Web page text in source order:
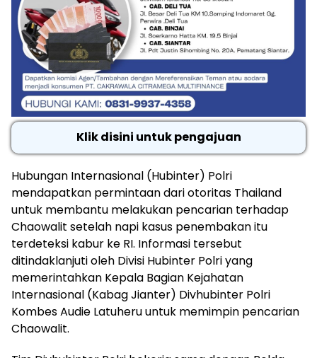
Klik disini untuk pengajuan
Hubungan Internasional (Hubinter) Polri
mendapatkan permintaan dari otoritas Thailand
untuk membantu melakukan pencarian terhadap
Chaowalit setelah napi kasus penembakan itu
terdeteksi kabur ke RI. Informasi tersebut
ditindaklanjuti oleh Divisi Hubinter Polri yang
memerintahkan Kepala Bagian Kejahatan
Internasional (Kabag Jianter) Divhubinter Polri
Kombes Audie Latuheru untuk memimpin pencarian
Chaowalit.